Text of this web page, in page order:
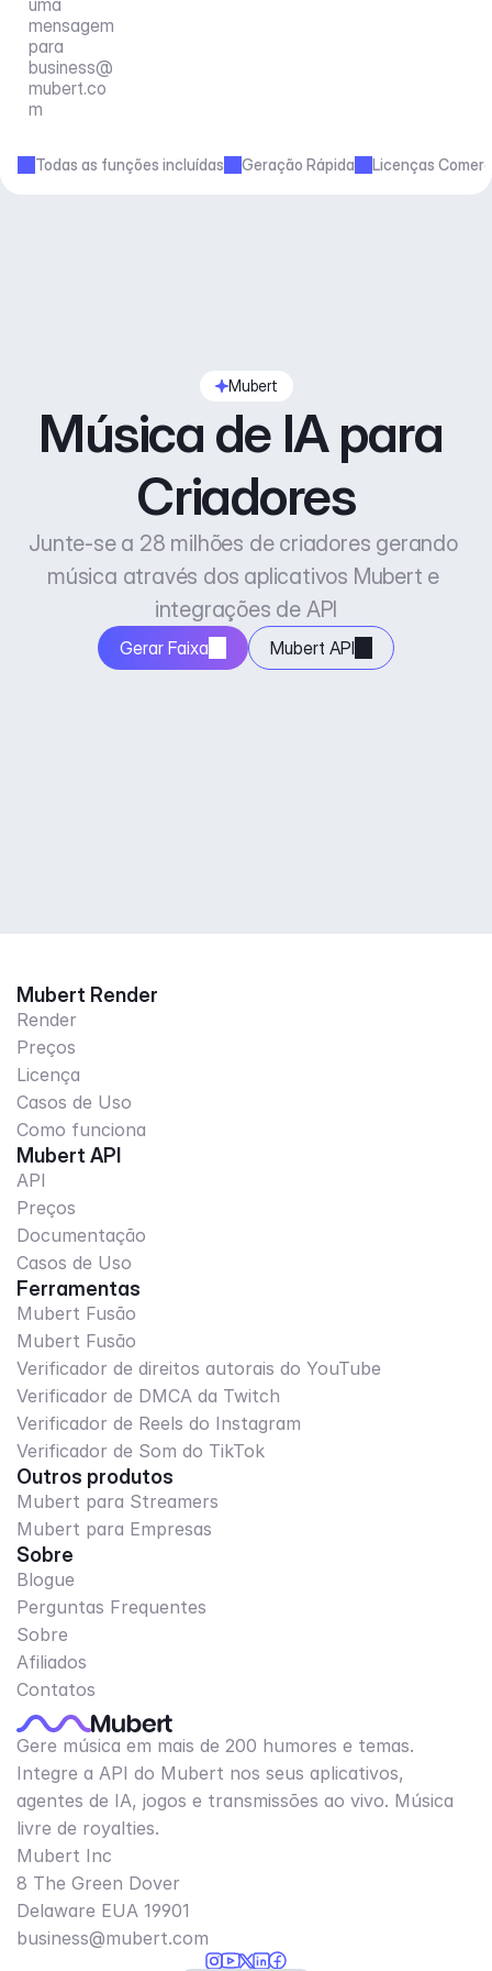
uma
mensagem
business@
mubert.co
m
Todas as funções incluídas Geração Rápida Licenças
Mubert
Música de IA para
Criadores
Junte-se a 28 milhões de criadores gerando
música através dos aplicativos Mubert e
integrações de API
Gerar Faixa Mubert API
Mubert Render
Render
Preços
Licença
Casos de Uso
Como funciona
Mubert API
API
Preços
Documentação
Casos de Uso
Ferramentas
Mubert Fusão
Mubert Fusão
Verificador de direitos autorais do YouTube
Verificador de DMCA da Twitch
Verificador de Reels do Instagram
Verificador de Som do TikTok
Outros produtos
Mubert para Streamers
Mubert para Empresas
Sobre
Blogue
Perguntas Frequentes
Sobre
Afiliados
Contatos
Gere música em mais de 200 humores e temas.
Integre a API do Mubert nos seus aplicativos,
agentes de IA, jogos e transmissões ao vivo. Música
livre de royalties.
Mubert Inc
8 The Green Dover
Delaware EUA 19901​
business@mubert.com